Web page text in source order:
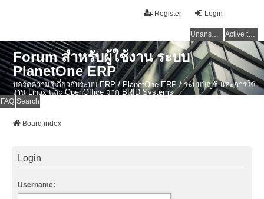
Login
Register
Unanswered topics Active topics
Forum สำหรับผู้ใช้งาน ระบบ
PlanetOne ERP
บอร์ดความรู้เกี่ยวกับระบบ ERP / PlanetOne ERP / ระบบบัญชี และการใช้
งาน Linux และ OpenOffice จาก BRID Systems
FAQ Search
Board index
Login
Username: